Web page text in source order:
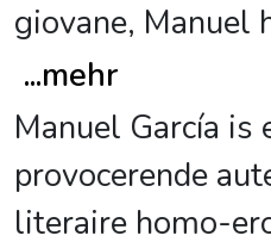
giovane, Manuel
...mehr
Manuel García is
provocerende
literaire homo-